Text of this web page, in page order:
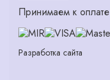
Принимаем к оплате
Разработка сайта